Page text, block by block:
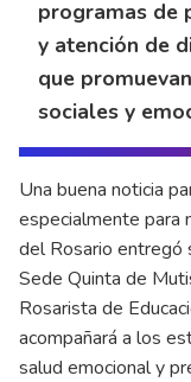
programas de
y atención de
que
sociales y
Una buena noticia
especialmente para
del Rosario entregó
Sede Quinta de
Rosarista de
acompañará a los
salud emocional y